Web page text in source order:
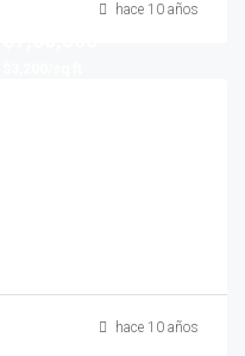
hace 10 años
hace 10 años